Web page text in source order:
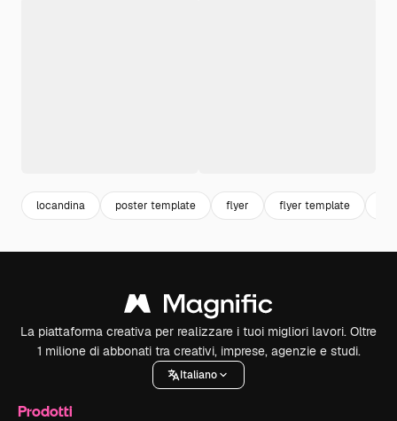
locandina poster template flyer flyer template
La piattaforma creativa per realizzare i tuoi migliori lavori. Oltre
1 milione di abbonati tra creativi, imprese, agenzie e studi.
Italiano
Prodotti